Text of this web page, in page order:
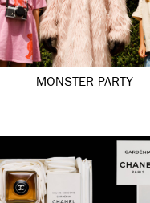
MONSTER PARTY